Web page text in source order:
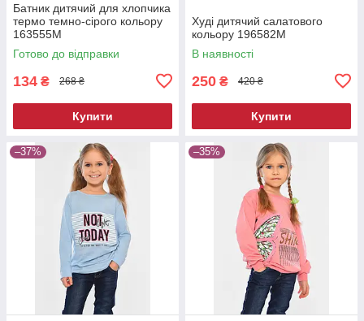
Батник дитячий для хлопчика
термо темно-сірого кольору
163555M
Готово до відправки
134 ₴ 268 ₴
Купити
Худі дитячий салатового
кольору 196582M
В наявності
250 ₴ 420 ₴
Купити
–37% –35%